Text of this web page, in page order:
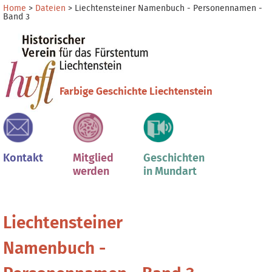
Direkt
zum
Inhalt
Direkt
zur
Navigation
Benutzerspezifische
Werkzeuge
Home > Dateien > Liechtensteiner Namenbuch - Personennamen -
Band 3
Farbige Geschichte Liechtenstein
Kontakt
Mitglied
werden
Geschichten
in Mundart
Liechtensteiner
Namenbuch -